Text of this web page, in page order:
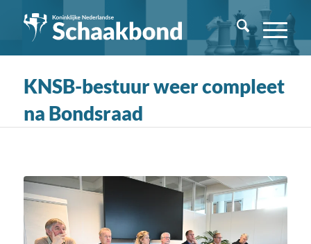
KNSB-bestuur weer compleet
na Bondsraad